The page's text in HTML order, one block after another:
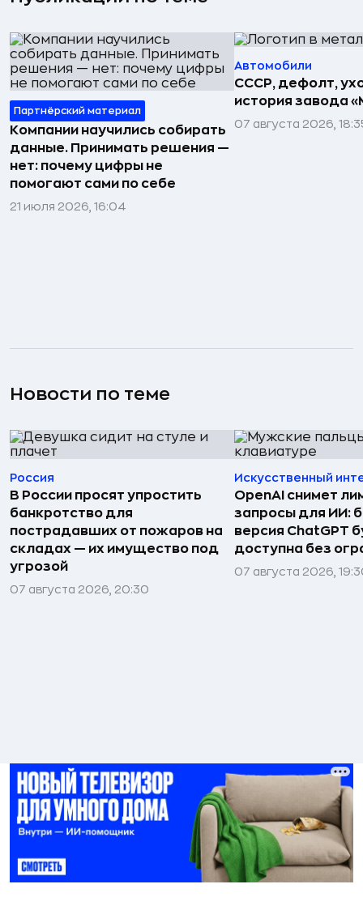
Партнёрский материал
Компании научились собирать
данные. Принимать решения —
нет: почему цифры не
помогают сами по себе
21 июля 2026, 16:04
Автомобили
СССР, дефолт,
история завода
07 августа 2026,
Новости по теме
Россия
В России просят упростить
банкротство для
пострадавших от пожаров на
складах — их имущество под
угрозой
07 августа 2026, 20:30
Искусственный
OpenAI снимет
запросы для ИИ:
версия ChatGPT
доступна без
07 августа 2026,